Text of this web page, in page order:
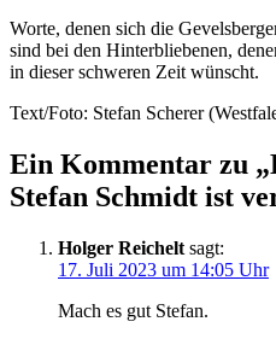
Worte, denen sich die
sind bei den Hinterbliebenen,
in dieser schweren Zeit wünscht.
Text/Foto: Stefan Scherer
Ein Kommentar zu „
Stefan Schmidt ist
Holger Reichelt sagt:
17. Juli 2023 um 14:05 Uhr
Mach es gut Stefan.